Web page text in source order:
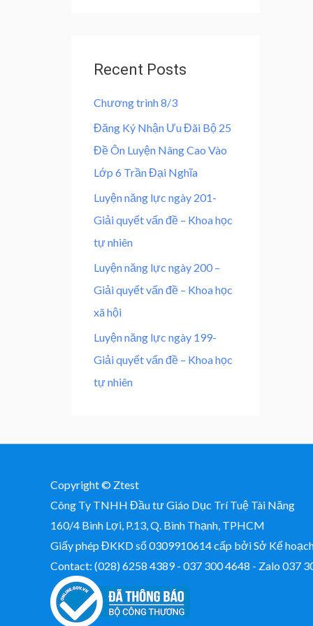
0
₫
t
5
Recent Posts
Chương trình 8/3
Đăng Ký Nhận Ưu Đãi Bộ 25
Đề Ôn Luyện Nâng Cao Vào
Lớp 6 Trần Đại Nghĩa
Luyện năng lực ngày 201-
Giải quyết vấn đề – Khoa học
tự nhiên
Luyện năng lực ngày 200 –
Giải quyết vấn đề – Khoa học
xã hội
Luyện năng lực ngày 199-
Giải quyết vấn đề – Khoa học
tự nhiên
Copyright © Ztest
Công Ty TNHH Đầu tư Giáo Dục Trí Tuệ Tài Năng
160/4 Bình Lợi, P.13, Q. Bình Thạnh, TPHCM
Giấy phép ĐKKD số 0309910614 cấp bởi Sở Kế
Contact: (028) 6258 4389 - 037 300 4648 - Zalo 037